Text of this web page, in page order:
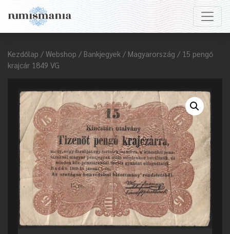
Kezdőlap / Webshop / Bankjegyek / Magyarország / 15 pengő
krajcár 1849 VG